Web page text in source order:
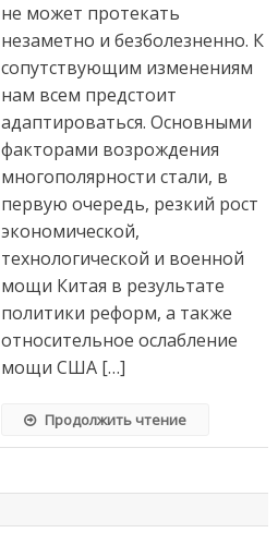
не может протекать
незаметно и безболезненно. К
сопутствующим изменениям
нам всем предстоит
адаптироваться. Основными
факторами возрождения
многополярности стали, в
первую очередь, резкий рост
экономической,
технологической и военной
мощи Китая в результате
политики реформ, а также
относительное ослабление
мощи США […]
Продолжить чтение